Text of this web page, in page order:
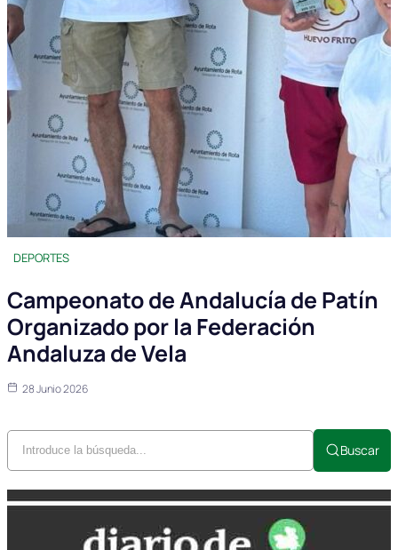
DEPORTES
Campeonato de Andalucía de Patín
Organizado por la Federación
Andaluza de Vela
28 Junio 2026
Buscar